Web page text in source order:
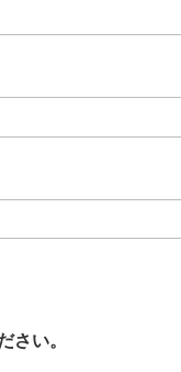
さい。